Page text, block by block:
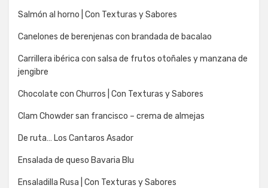
Salmón al horno | Con Texturas y Sabores
Canelones de berenjenas con brandada de bacalao
Carrillera ibérica con salsa de frutos otoñales y manzana de
jengibre
Chocolate con Churros | Con Texturas y Sabores
Clam Chowder san francisco – crema de almejas
De ruta… Los Cantaros Asador
Ensalada de queso Bavaria Blu
Ensaladilla Rusa | Con Texturas y Sabores